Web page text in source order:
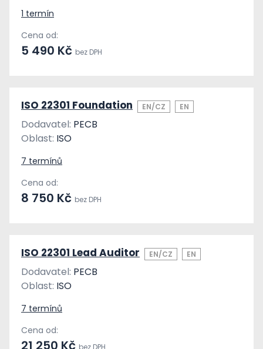
1 termín
Cena od:
5 490 Kč bez DPH
ISO 22301 Foundation EN/CZ EN
Dodavatel: PECB
Oblast: ISO
7 termínů
Cena od:
8 750 Kč bez DPH
ISO 22301 Lead Auditor EN/CZ EN
Dodavatel: PECB
Oblast: ISO
7 termínů
Cena od:
21 250 Kč bez DPH